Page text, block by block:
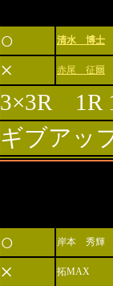
○
清水 博士
× 赤尾 征爾
3×3R 1R
ギブアッ
○
岸本 秀輝
× 拓MAX